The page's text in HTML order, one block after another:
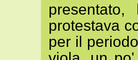
protestava
per il